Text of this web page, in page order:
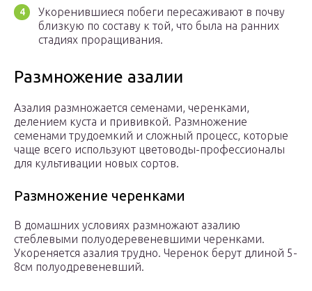
Укоренившиеся побеги пересаживают в почву
близкую по составу к той, что была на ранних
стадиях проращивания.
Размножение азалии
Азалия размножается семенами, черенками,
делением куста и прививкой. Размножение
семенами трудоемкий и сложный процесс, которые
чаще всего используют цветоводы-профессионалы
для культивации новых сортов.
Размножение черенками
В домашних условиях размножают азалию
стеблевыми полуодеревеневшими черенками.
Укореняется азалия трудно. Черенок берут длиной 5-
8см полуодревеневший.